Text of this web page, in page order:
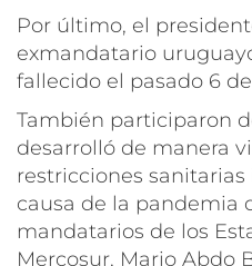
Por último, el
exmandatario
fallecido el pasado 6
También participaron
desarrolló de manera
restricciones
causa de la pandemia
mandatarios de los
Mercosur, Mario Abdo